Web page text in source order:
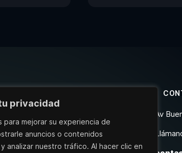
privacidad
para mejorar su experiencia de
anuncios o contenidos
analizar nuestro tráfico. Al hacer clic en
Av